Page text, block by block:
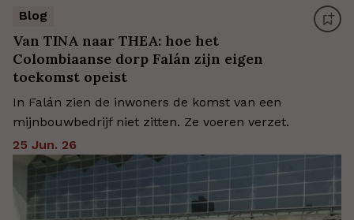
Blog
Van TINA naar THEA: hoe het
Colombiaanse dorp Falán zijn eigen
toekomst opeist
In Falán zien de inwoners de komst van een
mijnbouwbedrijf niet zitten. Ze voeren verzet.
25 Jun. 26